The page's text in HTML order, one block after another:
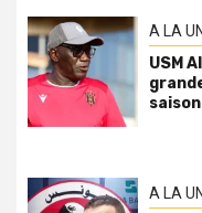
A LA
USM
saison
A LA